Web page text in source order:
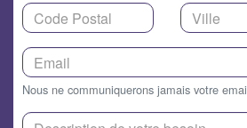
Nous ne communiquerons jamais votre